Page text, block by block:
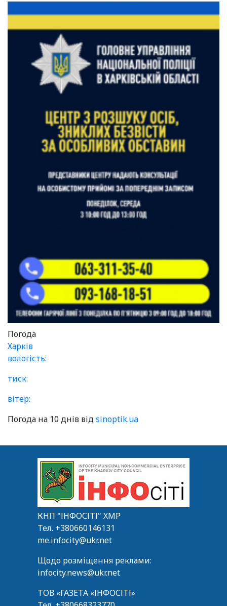
Погода
Харків
вологість:
тиск:
вітер:
Погода на 10 днів відsinoptik.ua
КНП "ІНФОСІТІ" ХМР
Тел. +380660146131
me.infocity@ukr.net
Щодо розміщення реклами:
infocity.news@ukr.net
ТОВ «ГАЗЕТА «ІНФОСІТІ»